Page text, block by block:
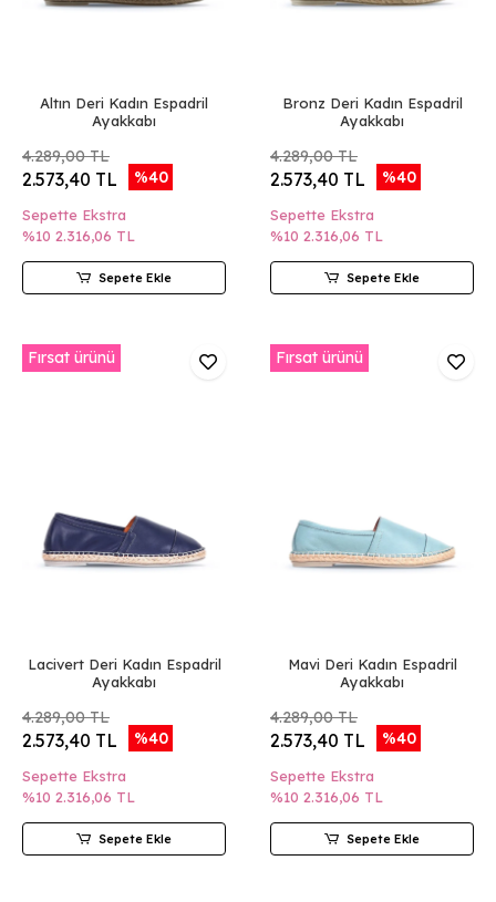
Altın Deri Kadın Espadril
Ayakkabı
4.289,00 TL
2.573,40 TL %40
Sepette Ekstra
%10 2.316,06 TL
Sepete Ekle
Bronz Deri Kadın Espadril
Ayakkabı
4.289,00 TL
2.573,40 TL %40
Sepette Ekstra
%10 2.316,06 TL
Sepete Ekle
Fırsat ürünü
Lacivert Deri Kadın Espadril
Ayakkabı
4.289,00 TL
2.573,40 TL %40
Sepette Ekstra
%10 2.316,06 TL
Sepete Ekle
Fırsat ürünü
Mavi Deri Kadın Espadril
Ayakkabı
4.289,00 TL
2.573,40 TL %40
Sepette Ekstra
%10 2.316,06 TL
Sepete Ekle